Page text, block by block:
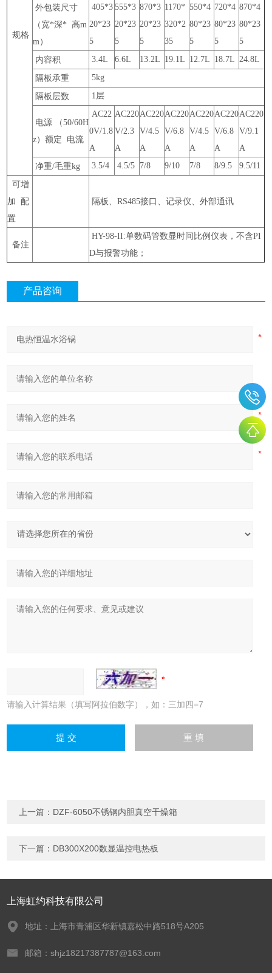
规格
外包装尺寸
（宽*深* 高m
m）
405*3
20*23
5
555*3
20*23
5
870*3
20*23
5
1170*
320*2
35
550*4
80*23
5
720*4
80*23
5
870*4
80*23
5
内容积 3.4L 6.6L 13.2L 19.1L 12.7L 18.7L 24.8L
隔板承重 5kg
隔板层数 1层
电源 （50/60H
z）额定 电流
AC22
0V/1.8
A
AC220
V/2.3
A
AC220
V/4.5
A
AC220
V/6.8
A
AC220
V/4.5
A
AC220
V/6.8
A
AC220
V/9.1
A
净重/毛重kg
3.5/4 4.5/5 7/8 9/10 7/8 8/9.5 9.5/11
可增
加 配
置
隔板、RS485接口、记录仪、外部通讯
备注
HY-98-II:单数码管数显时间比例仪表，不含PI
D与报警功能；
产品咨询
请输入计算结果（填写阿拉伯数字），如：三加四=7
上一篇： DZF-6050不锈钢内胆真空干燥箱
下一篇： DB300X200数显温控电热板
上海虹约科技有限公司
地址：上海市青浦区华新镇嘉松中路518号A205
邮箱：shjz18217387787@163.com